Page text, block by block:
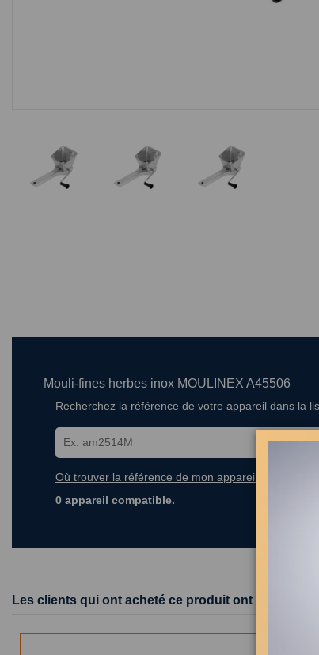
Mouli-fines herbes inox MOULINEX A45506
Recherchez la référence de votre appareil dans la
Où trouver la référence de mon appareil ?
0 appareil compatible.
Les clients qui ont acheté ce produit ont également